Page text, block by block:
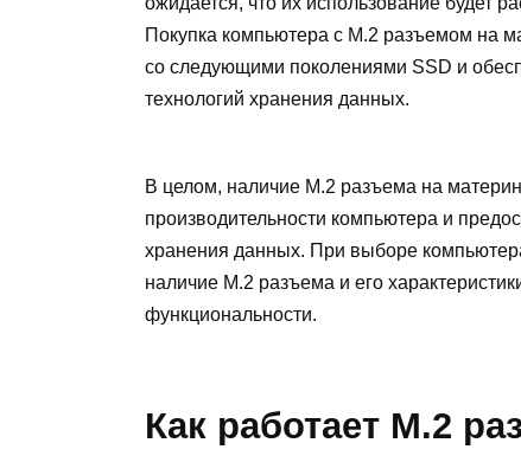
Покупка компьютера с M.2 разъемом на
со следующими поколениями SSD и
технологий хранения данных.
В целом, наличие M.2 разъема на
производительности компьютера и
хранения данных. При выборе
наличие M.2 разъема и его
функциональности.
Как работает M.2